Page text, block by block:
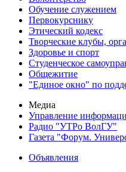
Обучение служением
Первокурснику
Этический кодекс
Творческие клубы,
Здоровье и спорт
Студенческое
Общежитие
"Единое окно" по
Медиа
Управление
Радио "УТРо ВолГУ"
Газета "Форум.
Объявления